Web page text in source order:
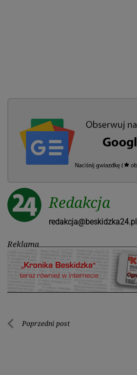
Redakcja
redakcja@beskidzka24.pl
Reklama
Nawigacja
Poprzedni post